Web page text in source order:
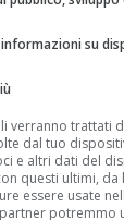
show,
prese con i
La sua
con il
gambe e
su
verranno trattati
dal tuo
e altri dati del
questi ultimi, da
essere usate
potremmo